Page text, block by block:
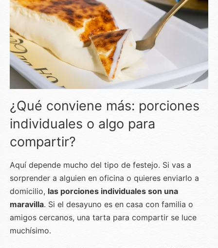
¿Qué conviene más: porciones
individuales o algo para
compartir?
Aquí depende mucho del tipo de festejo. Si vas a
sorprender a alguien en oficina o quieres enviarlo a
domicilio, las porciones individuales son una
maravilla. Si el desayuno es en casa con familia o
amigos cercanos, una tarta para compartir se luce
muchísimo.